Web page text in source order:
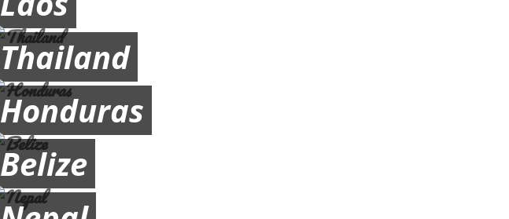
Thailand
Honduras
Belize